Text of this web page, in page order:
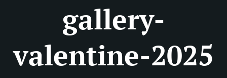
gallery-
valentine-2025